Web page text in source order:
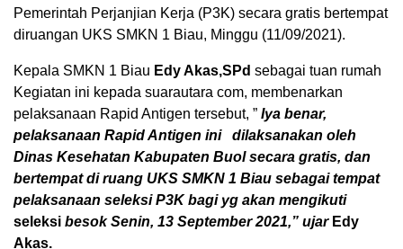
Pemerintah Perjanjian Kerja (P3K) secara gratis bertempat
diruangan UKS SMKN 1 Biau, Minggu (11/09/2021).
Kepala SMKN 1 Biau Edy Akas,SPd sebagai tuan rumah
Kegiatan ini kepada suarautara com, membenarkan
pelaksanaan Rapid Antigen tersebut, ” Iya benar,
pelaksanaan Rapid Antigen ini dilaksanakan oleh
Dinas Kesehatan Kabupaten Buol secara gratis, dan
bertempat di ruang UKS SMKN 1 Biau sebagai tempat
pelaksanaan seleksi P3K bagi yg akan mengikuti
se leksi besok Senin, 13 September 2021,” ujar Edy
Akas.